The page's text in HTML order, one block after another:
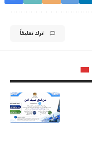
اترك تعليقاً